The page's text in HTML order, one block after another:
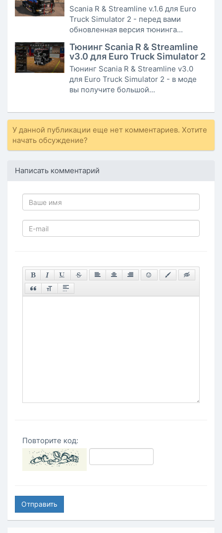
Scania R & Streamline v.1.6 для Euro
Truck Simulator 2 - перед вами
обновленная версия тюнинга...
Тюнинг Scania R & Streamline
v3.0 для Euro Truck Simulator 2
Тюнинг Scania R & Streamline v3.0
для Euro Truck Simulator 2 - в моде
вы получите большой...
У данной публикации еще нет комментариев. Хотите
начать обсуждение?
Написать комментарий
Повторите код:
Отправить